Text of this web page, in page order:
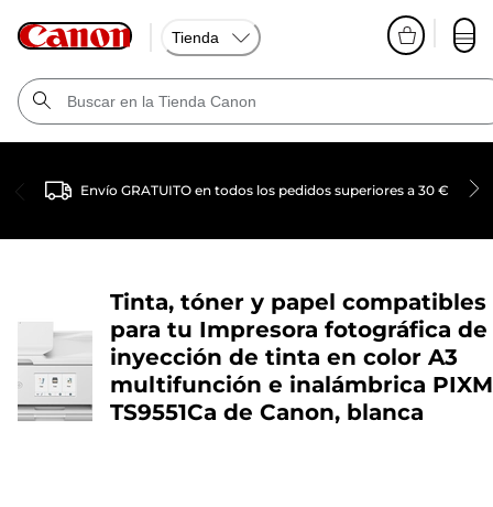
Tienda
Envío GRATUITO en todos los pedidos superiores a 30 €
Tinta, tóner y papel compatibles
para tu Impresora fotográfica de
inyección de tinta en color A3
multifunción e inalámbrica
TS9551Ca de Canon, blanca